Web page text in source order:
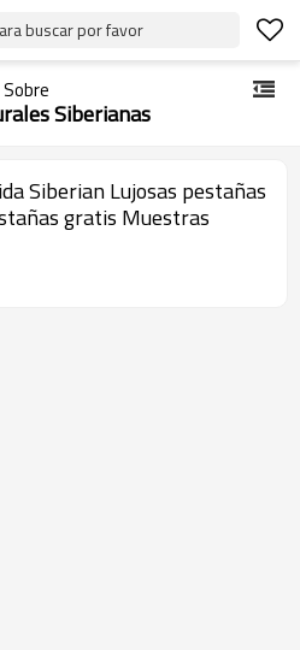
buscar por favor
Siberianas
Siberian Lujosas pestañas
gratis Muestras